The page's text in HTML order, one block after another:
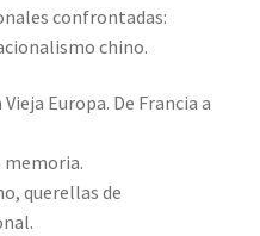
confrontadas:
chino.
Europa. De Francia a
memoria.
querellas de